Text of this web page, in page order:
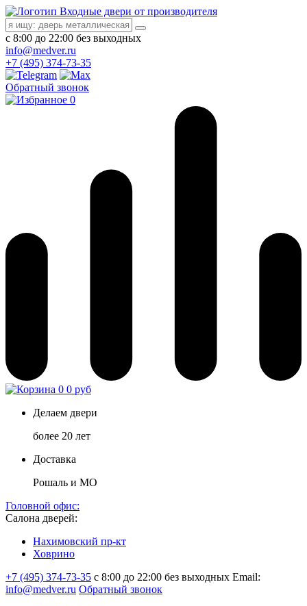
Входные двери от производителя
с 8:00 до 22:00 без выходных
info@medver.ru
+7 (495) 374-73-35
Обратный звонок
0
0 0 руб
Делаем двери
более 20 лет
Доставка
Рошаль и МО
Головной офис:
Салона дверей:
Нахимовский пр-кт
Ховрино
+7 (495) 374-73-35 с 8:00 до 22:00 без выходных Email:
info@medver.ru Обратный звонок